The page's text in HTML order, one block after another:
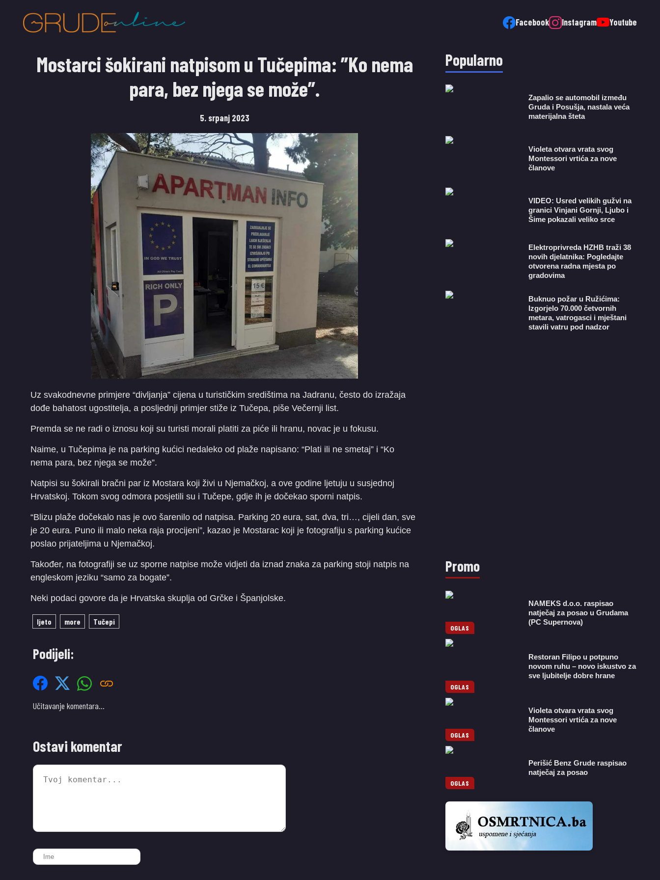
Facebook Instagram Youtube
Mostarci šokirani natpisom u Tučepima: ”Ko nema
para, bez njega se može”.
5. srpanj 2023
Uz svakodnevne primjere “divljanja” cijena u turističkim središtima na Jadranu, često do izražaja
dođe bahatost ugostitelja, a posljednji primjer stiže iz Tučepa, piše Večernji list.
Premda se ne radi o iznosu koji su turisti morali platiti za piće ili hranu, novac je u fokusu.
Naime, u Tučepima je na parking kućici nedaleko od plaže napisano: “Plati ili ne smetaj” i “Ko
nema para, bez njega se može”.
Natpisi su šokirali bračni par iz Mostara koji živi u Njemačkoj, a ove godine ljetuju u susjednoj
Hrvatskoj. Tokom svog odmora posjetili su i Tučepe, gdje ih je dočekao sporni natpis.
“Blizu plaže dočekalo nas je ovo šarenilo od natpisa. Parking 20 eura, sat, dva, tri…, cijeli dan, sve
je 20 eura. Puno ili malo neka raja procijeni”, kazao je Mostarac koji je fotografiju s parking kućice
poslao prijateljima u Njemačkoj.
Također, na fotografiji se uz sporne natpise može vidjeti da iznad znaka za parking stoji natpis na
engleskom jeziku “samo za bogate”.
Neki podaci govore da je Hrvatska skuplja od Grčke i Španjolske.
ljeto more Tučepi
Podijeli:
Učitavanje komentara…
Ostavi komentar
Popularno
Zapalio se automobil između
Gruda i Posušja, nastala veća
materijalna šteta
Violeta otvara vrata svog
Montessori vrtića za nove
članove
VIDEO: Usred velikih gužvi na
granici Vinjani Gornji, Ljubo i
Šime pokazali veliko srce
​Elektroprivreda HZHB traži 38
novih djelatnika: Pogledajte
otvorena radna mjesta po
gradovima
Buknuo požar u Ružićima:
Izgorjelo 70.000 četvornih
metara, vatrogasci i mještani
stavili vatru pod nadzor
Promo
OGLAS
NAMEKS d.o.o. raspisao
natječaj za posao u Grudama
(PC Supernova)
OGLAS
Restoran Filipo u potpuno
novom ruhu – novo iskustvo za
sve ljubitelje dobre hrane
OGLAS
Violeta otvara vrata svog
Montessori vrtića za nove
članove
OGLAS
Perišić Benz Grude raspisao
natječaj za posao